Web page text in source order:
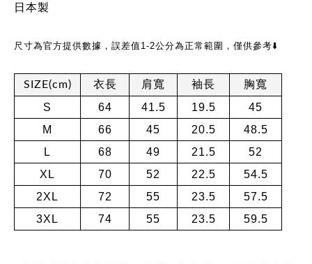
日本製
尺寸為官方提供數據，誤差值1-2公分為正常範圍，僅供參考⬇️
SIZE(cm) 衣長 肩寬 袖長 胸寬
S 64 41.5 19.5
45
M
66 45 20.5
48.5
L
68 49 21.5
52
XL
70 52 22.5
54.5
2XL
72 55 23.5
57.5
3XL
74 55 23.5 59.5